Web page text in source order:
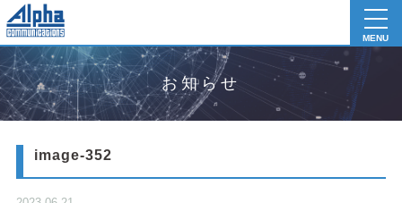
MENU
お知らせ
image-352